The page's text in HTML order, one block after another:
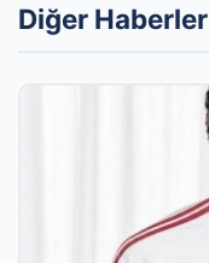
Diğer Haberler